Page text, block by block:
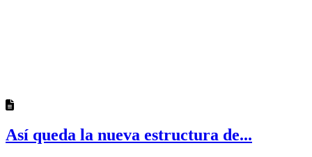
Así queda la nueva estructura de...